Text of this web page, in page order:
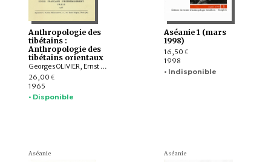
Anthropologie des
tibétains :
Anthropologie des
tibétains orientaux
Georges OLIVIER, Ernst C. Büchi, André Guibaut
26,00 €
1965
• Disponible
Aséanie 1 (mars
1998)
16,50 €
1998
• Indisponible
Aséanie Aséanie